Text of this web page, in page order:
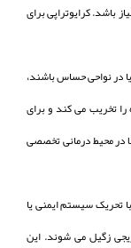
باشد. کرایوتراپی برای
در نواحی حساس باشند،
را تخریب می کند و برای
در محیط درمانی تخصصی
تحریک سیستم ایمنی یا
زگیل می شوند. این